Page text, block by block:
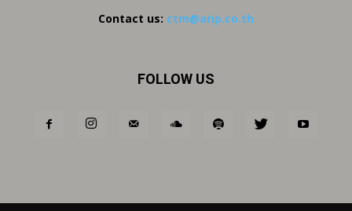
Contact us: ctm@arip.co.th
FOLLOW US